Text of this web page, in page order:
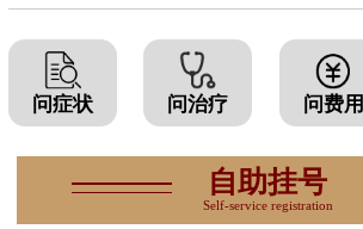
问症状 问治疗 问费用
自助挂号
Self-service registration